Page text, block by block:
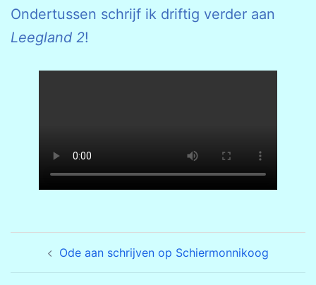
Ondertussen schrijf ik driftig verder aan
Leegland 2!
navigatieOde aan schrijven op Schiermonnikoog